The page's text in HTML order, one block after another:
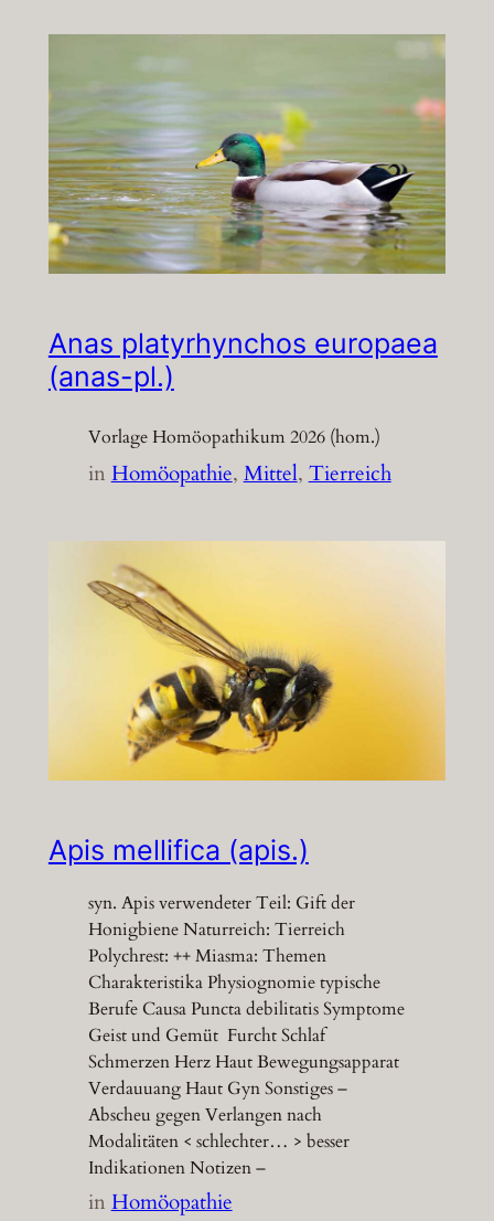
Anas platyrhynchos europaea
(anas-pl.)
Vorlage Homöopathikum 2026 (hom.)
inHomöopathie, Mittel, Tierreich
Apis mellifica (apis.)
syn. Apis verwendeter Teil: Gift der
Honigbiene Naturreich: Tierreich
Polychrest: ++ Miasma: Themen
Charakteristika Physiognomie typische
Berufe Causa Puncta debilitatis Symptome
Geist und Gemüt Furcht Schlaf
Schmerzen Herz Haut Bewegungsapparat
Verdauuang Haut Gyn Sonstiges –
Abscheu gegen Verlangen nach
Modalitäten < schlechter… > besser
Indikationen Notizen –
inHomöopathie